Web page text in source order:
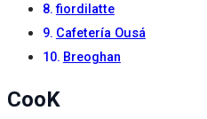
fiordilatte
Cafetería Ousá
Breoghan
CooK